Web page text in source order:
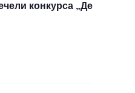
конкурса „Де